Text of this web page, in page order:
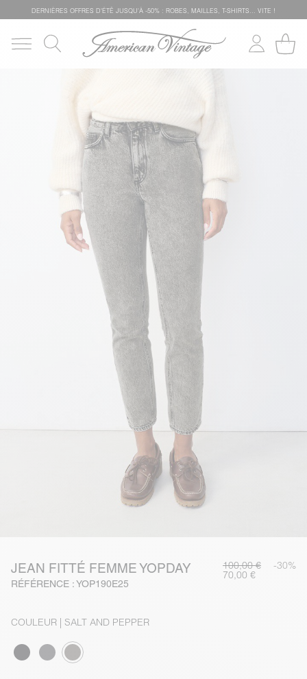
DERNIÈRES OFFRES D'ÉTÊ JUSQU'À -50% : ROBES, MAILLES, T-SHIRTS... VITE !
JEAN FITTÉ FEMME YOPDAY
RÉFÉRENCE : YOP190E25
100,00 € -30%
70,00 €
COULEUR | SALT AND PEPPER